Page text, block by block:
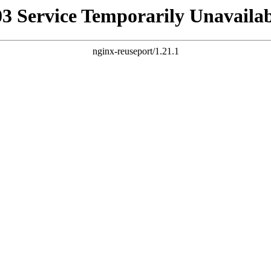
Service Temporarily
nginx-reuseport/1.21.1